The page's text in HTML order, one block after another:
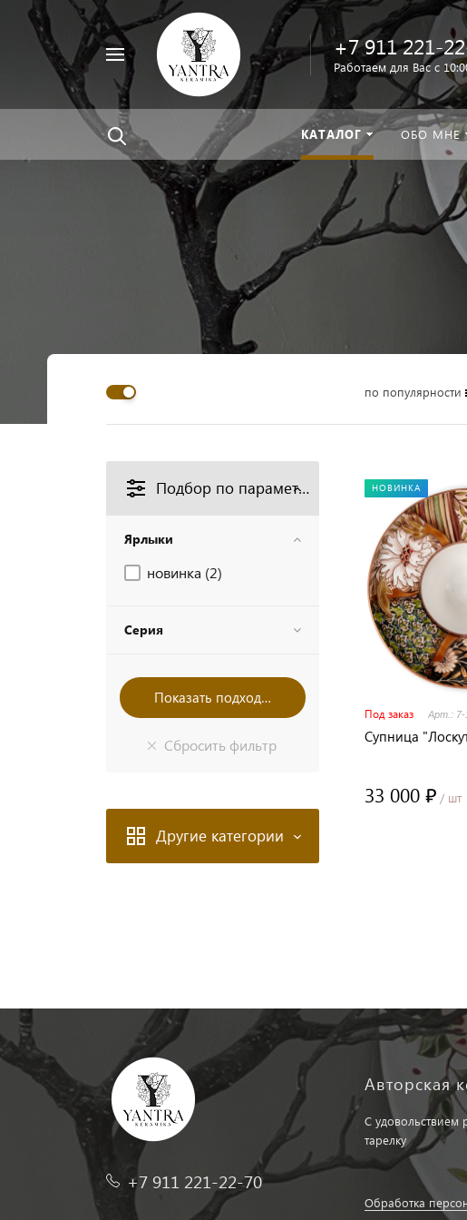
везде Найти
Например,
велосипед
+7 911 221-
Работаем для Вас с
КАТАЛОГ ОБО МНЕ
по популярности
Подбор по параметрам
Ярлыки
новинка (2)
Серия
Другие категории
НОВИНКА
Под заказ Арт.: 7-
Супница
33 000 ₽ / шт
+7 911 221-22-70
Авторская
С удовольствием
тарелку
Обработка